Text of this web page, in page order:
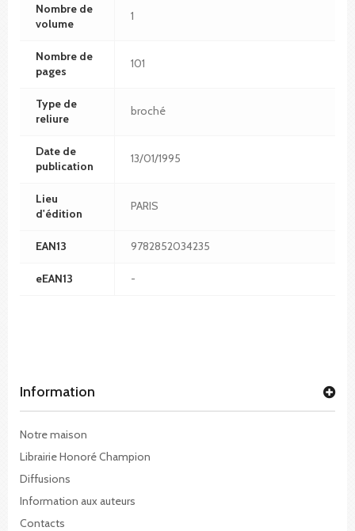
Nombre de
volume
1
Nombre de
pages
101
Type de
reliure
broché
Date de
publication
13/01/1995
Lieu
d'édition
PARIS
EAN13 9782852034235
eEAN13 -
Information
Notre maison
Librairie Honoré Champion
Diffusions
Information aux auteurs
Contacts